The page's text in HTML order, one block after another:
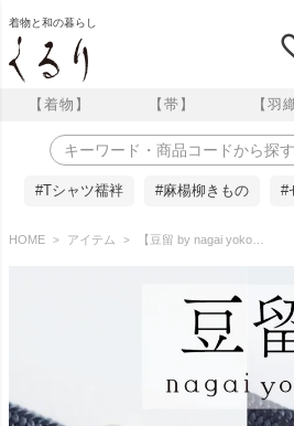
着物と和の暮らし
【着物】 【帯】 【羽
#Tシャツ襦袢 #麻楊柳きもの #
HOME アイテム 【豆留 by nagai yoko】２度楽しめるリバーシブルデザイン 彩宝